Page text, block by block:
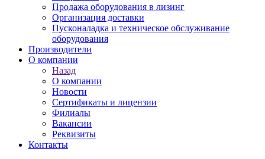
Продажа оборудования в лизинг
Организация доставки
Пусконаладка и техническое обслуживание
оборудования
Производители
О компании
Назад
О компании
Новости
Сертификаты и лицензии
Филиалы
Вакансии
Реквизиты
Контакты